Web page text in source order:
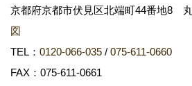
京都府京都市伏見区北端町44番地8
図
TEL： 0120-066-035 / 075-611-0660
FAX：075-611-0661